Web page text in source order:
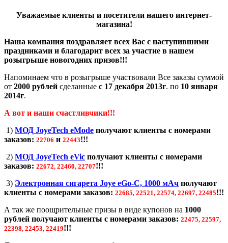
Уважаемые клиенты и посетители нашего интернет-
магазина!
Наша компания поздравляет всех Вас с наступившими
праздниками и благодарит всех за участие в нашем
розыгрыше новогодних призов!!!
Напоминаем что в розыгрыше участвовали Все заказы суммой
от 2000 рублей сделанные с 17 декабря 2013г. по 10 января
2014г.
А вот и наши счастливчики!!!
1) МОД JoyeTech eMode получают клиенты с номерами
заказов: 22706 и 22443!!!
2) МОД JoyeTech eVic получают клиенты с номерами
заказов: 22672, 22460, 22707!!!
3) Электронная сигарета Joye eGo-C, 1000 мАч получают
клиенты с номерами заказов: 22685, 22521, 22574, 22697, 22485!!!
А так же поощрительные призы в виде купонов на 1000
рублей получают клиенты с номерами заказов: 22475, 22597,
22398, 22453, 22419!!!